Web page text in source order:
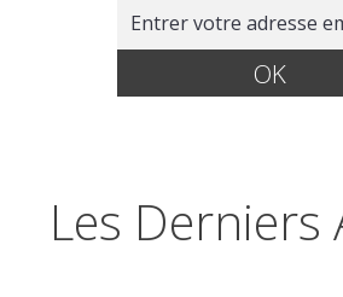
Les Derniers